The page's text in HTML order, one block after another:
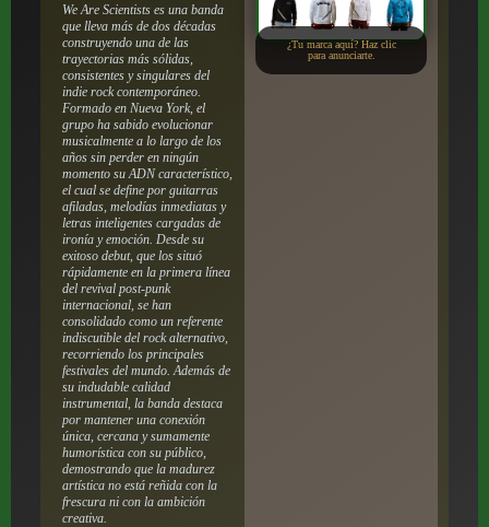
We Are Scientists es una banda
que lleva más de dos décadas
construyendo una de las
trayectorias más sólidas,
consistentes y singulares del
indie rock contemporáneo.
Formado en Nueva York, el
grupo ha sabido evolucionar
musicalmente a lo largo de los
años sin perder en ningún
momento su ADN característico,
el cual se define por guitarras
afiladas, melodías inmediatas y
letras inteligentes cargadas de
ironía y emoción. Desde su
exitoso debut, que los situó
rápidamente en la primera línea
del revival post-punk
internacional, se han
consolidado como un referente
indiscutible del rock alternativo,
recorriendo los principales
festivales del mundo. Además de
su indudable calidad
instrumental, la banda destaca
por mantener una conexión
única, cercana y sumamente
humorística con su público,
demostrando que la madurez
artística no está reñida con la
frescura ni con la ambición
creativa.
¿Tu marca aquí? Haz clic
para anunciarte.